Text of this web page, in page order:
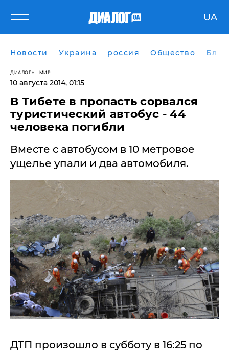
UA
Новости Украина россия Общество
ДИАЛОГ МИР
10 августа 2014, 01:15
В Тибете в пропасть сорвался
туристический автобус - 44
человека погибли
Вместе с автобусом в 10 метровое
ущелье упали и два автомобиля.
ДТП произошло в субботу в 16:25 по